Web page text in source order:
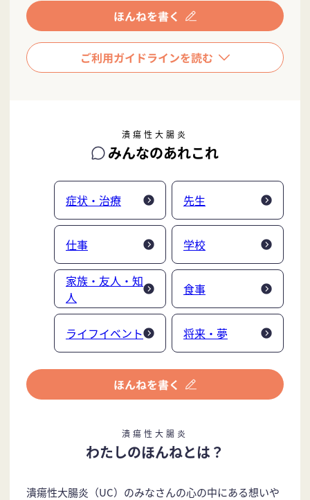
潰瘍性大腸炎
みんなのあれこれ
症状・治療 先生
仕事 学校
家族・友人・知
人
食事
ライフイベント 将来・夢
潰瘍性大腸炎
わたしのほんねとは？
潰瘍性大腸炎（UC）のみなさんの心の中にある想いや